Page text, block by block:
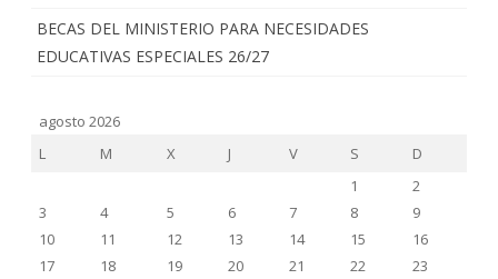
BECAS DEL MINISTERIO PARA NECESIDADES
EDUCATIVAS ESPECIALES 26/27
agosto 2026
L
M X J V S
D
1
2
3
4 5 6 7 8
9
10
11 12 13 14 15
16
17
18 19 20 21 22 23